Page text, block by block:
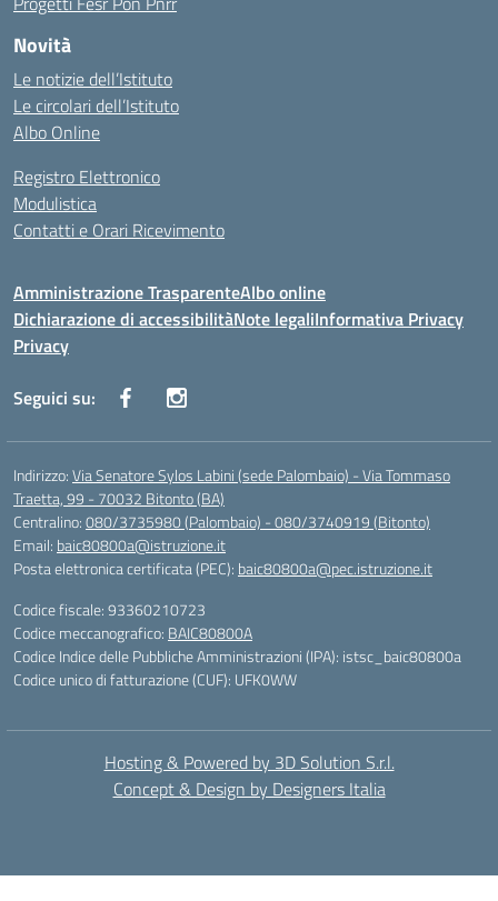
Novità
Le notizie dell’Istituto
Le circolari dell’Istituto
Albo Online
Registro Elettronico
Modulistica
Contatti e Orari Ricevimento
Amministrazione TrasparenteAlbo online
Dichiarazione di accessibilitàNote legaliInformativa Privacy
Privacy
Seguici su:
Indirizzo:Via Senatore Sylos Labini (sede Palombaio) - Via Tommaso
Traetta, 99 - 70032 Bitonto (BA)
Centralino:080/3735980 (Palombaio) - 080/3740919 (Bitonto)
Email: baic80800a@istruzione.it
Posta elettronica certificata (PEC): baic80800a@pec.istruzione.it
Codice fiscale: 93360210723
Codice meccanografico: BAIC80800A
Codice Indice delle Pubbliche Amministrazioni (IPA): istsc_baic80800a
Codice unico di fatturazione (CUF): UFK0WW
Hosting & Powered by 3D Solution S.r.l.
Concept & Design by Designers Italia